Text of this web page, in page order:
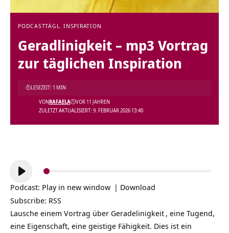
PODCASTTÄGL. INSPIRATION
Geradlinigkeit – mp3 Vortrag
zur täglichen Inspiration
ZULETZT AKTUALISIERT: 9. FEBRUAR 2026 13:40
VONRAFAELA VOR 11 JAHREN
LESEZEIT: 1 MIN
Audio-
Player
Podcast: Play in new window | Download
Subscribe: RSS
Lausche einem Vortrag über Geradelinigkeit , eine Tugend,
eine Eigenschaft, eine geistige Fähigkeit. Dies ist ein